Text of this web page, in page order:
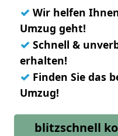
✓ Wir helfen
Umzug geht!
✓ Schnell &
erhalten!
✓ Finden Sie das
Umzug!
blitzschnell